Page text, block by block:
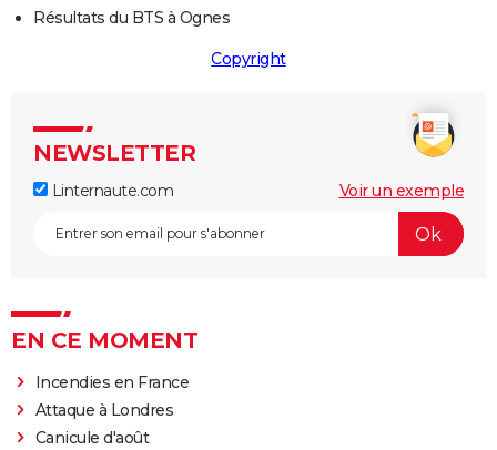
Résultats du BTS à Ognes
Copyright
NEWSLETTER
Linternaute.com Voir un exemple
EN CE MOMENT
Incendies en France
Attaque à Londres
Canicule d'août